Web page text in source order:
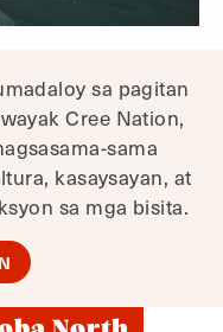
sa pagitan
Cree Nation,
sama
kasaysayan, at
sa mga bisita.